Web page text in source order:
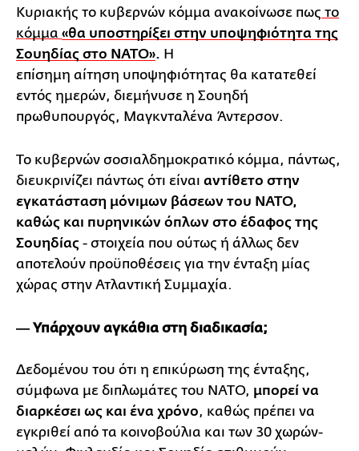
Κυριακής το κυβερνών κόμμα ανακοίνωσε πως το
κόμμα «θα υποστηρίξει στην υποψηφιότητα της
Σουηδίας στο ΝΑΤΟ». Η
επίσημη αίτηση υποψηφιότητας θα κατατεθεί
εντός ημερών, διεμήνυσε η Σουηδή
πρωθυπουργός, Μαγκνταλένα Άντερσον.
Το κυβερνών σοσιαλδημοκρατικό κόμμα, πάντως,
διευκρινίζει πάντως ότι είναι αντίθετο στην
εγκατάσταση μόνιμων βάσεων του ΝΑΤΟ,
καθώς και πυρηνικών όπλων στο έδαφος της
Σουηδίας - στοιχεία που ούτως ή άλλως δεν
αποτελούν προϋποθέσεις για την ένταξη μίας
χώρας στην Ατλαντική Συμμαχία.
― Υπάρχουν αγκάθια στη διαδικασία;
Δεδομένου του ότι η επικύρωση της ένταξης,
σύμφωνα με διπλωμάτες του ΝΑΤΟ, μπορεί να
διαρκέσει ως και ένα χρόνο, καθώς πρέπει να
εγκριθεί από τα κοινοβούλια και των 30 χωρών-